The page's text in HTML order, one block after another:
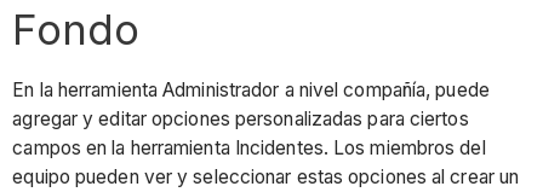
Fondo
En la herramienta Administrador a nivel compañía, puede
agregar y editar opciones personalizadas para ciertos
campos en la herramienta Incidentes. Los miembros del
equipo pueden ver y seleccionar estas opciones al crear un